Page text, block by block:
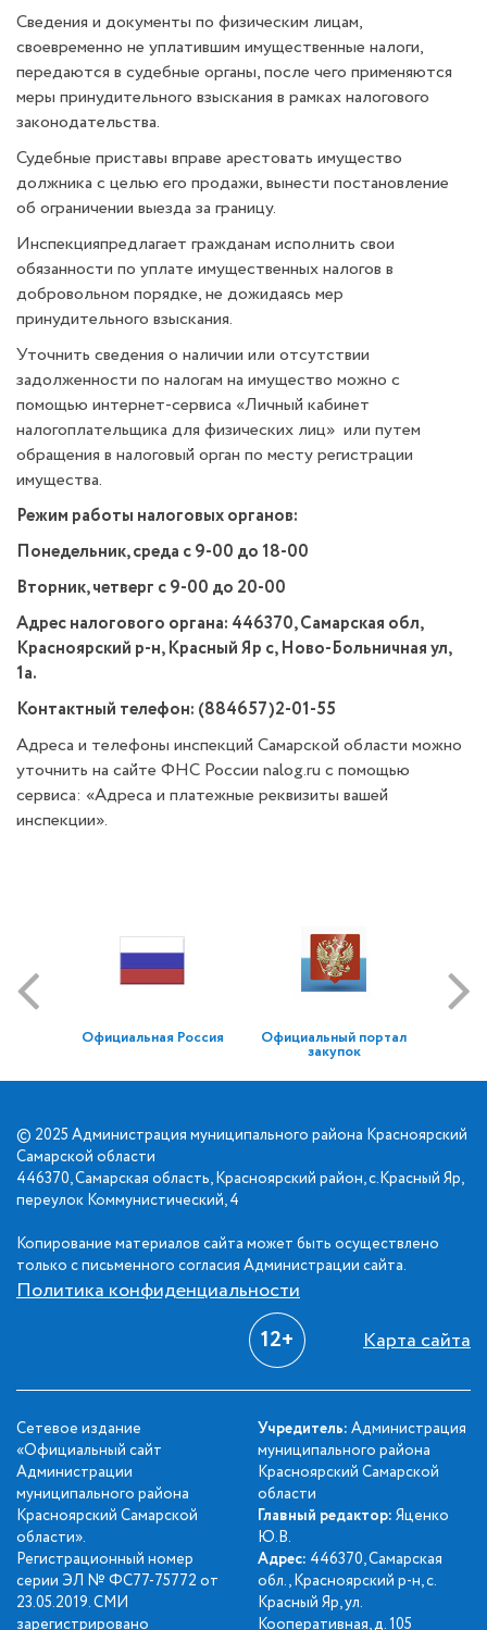
Сведения и документы по физическим лицам,
своевременно не уплатившим имущественные налоги,
передаются в судебные органы, после чего применяются
меры принудительного взыскания в рамках налогового
законодательства.
Судебные приставы вправе арестовать имущество
должника с целью его продажи, вынести постановление
об ограничении выезда за границу.
Инспекцияпредлагает гражданам исполнить свои
обязанности по уплате имущественных налогов в
добровольном порядке, не дожидаясь мер
принудительного взыскания.
Уточнить сведения о наличии или отсутствии
задолженности по налогам на имущество можно с
помощью интернет-сервиса «Личный кабинет
налогоплательщика для физических лиц» или путем
обращения в налоговый орган по месту регистрации
имущества.
Режим работы налоговых органов:
Понедельник, среда с 9-00 до 18-00
Вторник, четверг с 9-00 до 20-00
Адрес налогового органа: 446370, Самарская обл,
Красноярский р-н, Красный Яр с, Ново-Больничная ул,
1а.
Контактный телефон: (884657)2-01-55
Адреса и телефоны инспекций Самарской области можно
уточнить на сайте ФНС России nalog.ru с помощью
сервиса: «Адреса и платежные реквизиты вашей
инспекции».
Официальная Россия Официальный портал
закупок
© 2025 Администрация муниципального района Красноярский
Самарской области
446370, Самарская область, Красноярский район, с.Красный Яр,
переулок Коммунистический, 4
Копирование материалов сайта может быть осуществлено
только с письменного согласия Администрации сайта.
Политика конфиденциальности
12+ Карта сайта
Сетевое издание
«Официальный сайт
Администрации
муниципального района
Красноярский Самарской
области».
Регистрационный номер
серии ЭЛ № ФС77-75772 от
23.05.2019. СМИ
зарегистрировано
Учредитель: Администрация
муниципального района
Красноярский Самарской
области
Главный редактор: Яценко
Ю.В.
Адрес: 446370, Самарская
обл., Красноярский р-н, с.
Красный Яр, ул.
Кооперативная, д. 105